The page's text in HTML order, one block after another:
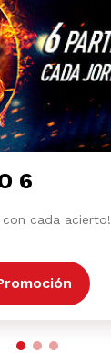
6
con cada acierto!